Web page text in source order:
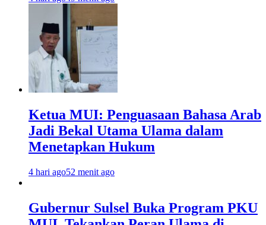
Ketua MUI: Penguasaan Bahasa Arab
Jadi Bekal Utama Ulama dalam
Menetapkan Hukum
4 hari ago52 menit ago
Gubernur Sulsel Buka Program PKU